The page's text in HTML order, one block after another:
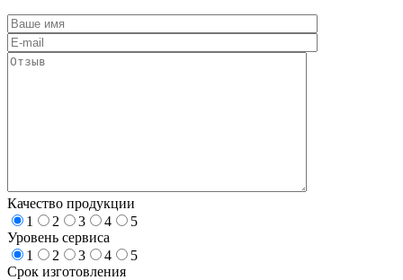
Качество продукции
1
2 3 4
5
Уровень сервиса
1
2 3 4
5
Срок изготовления